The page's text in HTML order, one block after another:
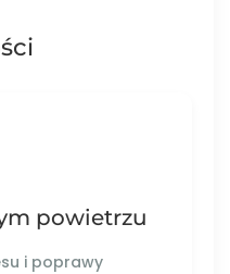
powietrzu
i poprawy